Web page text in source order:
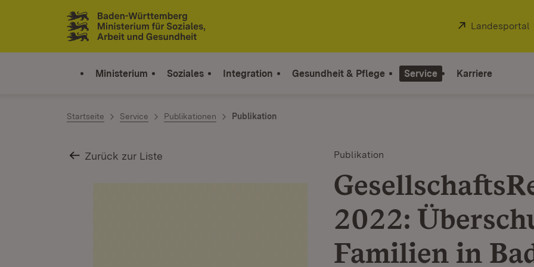
Zum Inhalt springen
Link zur Startseite
Extern:
Landesportal
Ministerium Soziales Integration Gesundheit & Pflege Service Karriere
Startseite Service Publikationen Publikation
Zurück zur Liste Publikation
2022:
Familien in